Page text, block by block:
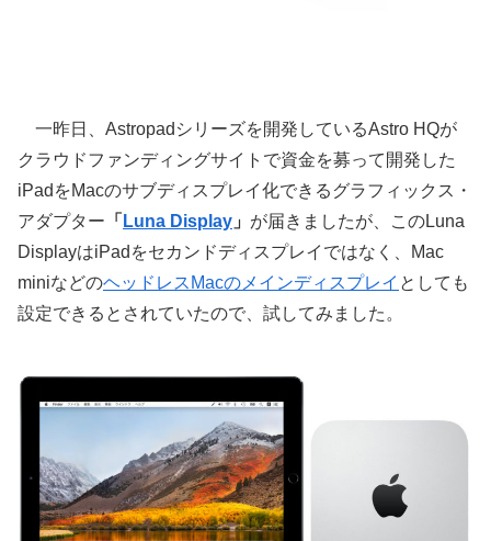
一昨日、Astropadシリーズを開発しているAstro HQが
クラウドファンディングサイトで資金を募って開発した
iPadをMacのサブディスプレイ化できるグラフィックス・
アダプター 「 Luna Display 」 が届きましたが、このLuna
DisplayはiPadをセカンドディスプレイではなく、Mac
miniなどのヘッドレスMacのメインディスプレイ としても
設定できるとされていたので、試してみました。